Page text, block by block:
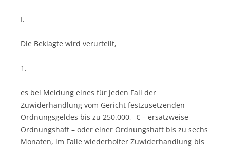
I.
Die Beklagte wird verurteilt,
1.
es bei Meidung eines für jeden Fall der
Zuwiderhandlung vom Gericht festzusetzenden
Ordnungsgeldes bis zu 250.000,- € – ersatzweise
Ordnungshaft – oder einer Ordnungshaft bis zu sechs
Monaten, im Falle wiederholter Zuwiderhandlung bis